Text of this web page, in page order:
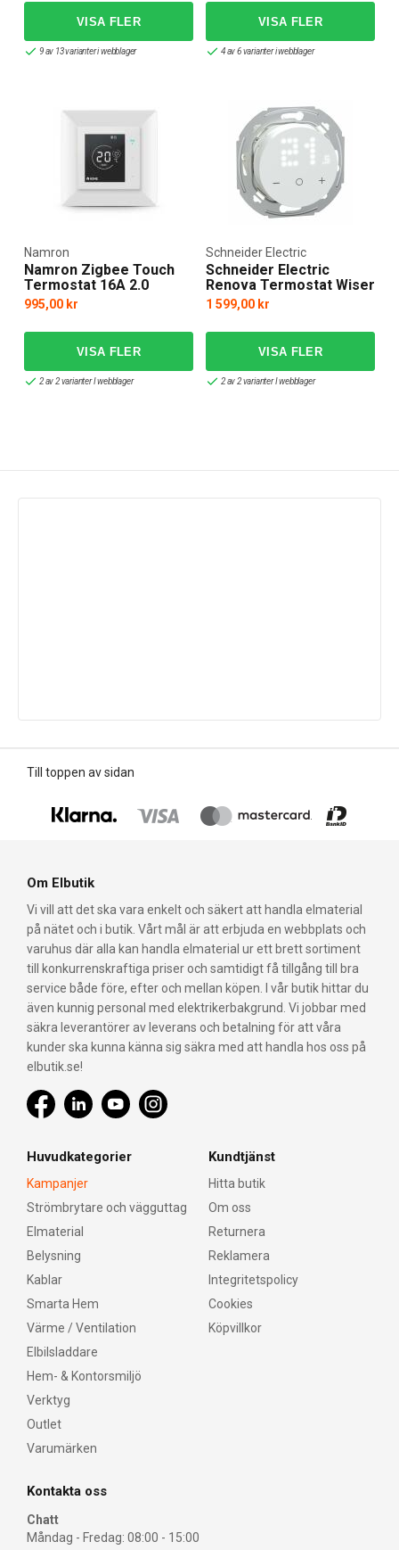
9 av 13 varianter i webblager 4 av 6 varianter i webblager
Namron Zigbee Touch
Termostat 16A 2.0
Namron
995,00 kr
2 av 2 varianter I webblager
Schneider Electric
Renova Termostat Wiser
Zigbee
Schneider Electric
1 599,00 kr
2 av 2 varianter I webblager
Till toppen av sidan
Om Elbutik
Vi vill att det ska vara enkelt och säkert att handla elmaterial
på nätet och i butik. Vårt mål är att erbjuda en webbplats och
varuhus där alla kan handla elmaterial ur ett brett sortiment
till konkurrenskraftiga priser och samtidigt få tillgång till bra
service både före, efter och mellan köpen. I vår butik hittar du
även kunnig personal med elektrikerbakgrund. Vi jobbar med
säkra leverantörer av leverans och betalning för att våra
kunder ska kunna känna sig säkra med att handla hos oss på
elbutik.se!
Huvudkategorier
Kampanjer
Strömbrytare och vägguttag
Elmaterial
Belysning
Kablar
Smarta Hem
Värme / Ventilation
Elbilsladdare
Hem- & Kontorsmiljö
Verktyg
Outlet
Varumärken
Kundtjänst
Hitta butik
Om oss
Returnera
Reklamera
Integritetspolicy
Cookies
Köpvillkor
Kontakta oss
Chatt
Måndag - Fredag: 08:00 - 15:00